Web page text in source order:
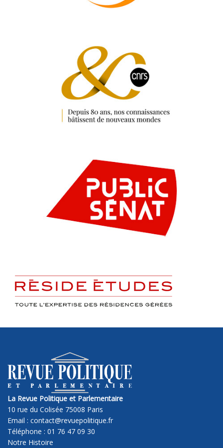
La Revue Politique et Parlementaire
10 rue du Colisée 75008 Paris
Email : contact@revuepolitique.fr
Téléphone : 01 76 47 09 30
Notre Histoire